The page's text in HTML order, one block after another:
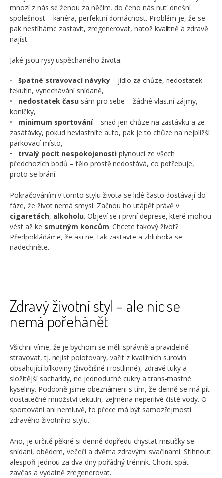
mnozí z nás se ženou za něčím, do čeho nás nutí dnešní
spolešnost – kariéra, perfektní domácnost. Problém je, že se
pak nestíháme zastavit, zregenerovat, natož kvalitně a zdravě
najíst.
Jaké jsou rysy uspěchaného života:
• špatné stravovací návyky – jídlo za chůze, nedostatek
tekutin, vynechávání snídaně,
• nedostatek času sám pro sebe – žádné vlastní zájmy,
koníčky,
• minimum sportování– snad jen chůze na zastávku a ze
zasátávky, pokud nevlastníte auto, pak je to chůze na nejbližší
parkovací místo,
• trvalý pocit nespokojenosti plynoucí ze všech
předchozích bodů – tělo prostě nedostává, co potřebuje,
proto se brání.
Pokračováním v tomto stylu života se lidé často dostávají do
fáze, že život nemá smysl. Začnou ho utápět právě v
cigaretách, alkoholu. Objeví se i první deprese, které mohou
vést až ke smutným koncům. Chcete takový život?
Předpokládáme, že asi ne, tak zastavte a zhluboka se
nadechněte.
Zdravý životní styl – ale nic se
nemá pořehánět
Všichni víme, že je bychom se měli správně a pravidelně
stravovat, tj. nejíst polotovary, vařit z kvalitních surovin
obsahující bílkoviny (živočišné i rostlinné), zdravé tuky a
složitější sacharidy, ne jednoduché cukry a trans-mastné
kyseliny. Podobně jsme obeznámeni s tím, že denně se má pít
dostatečné množství tekutin, zejména neperlivé čisté vody. O
sportování ani nemluvě, to přece má být samozřejmostí
zdravého životního stylu.
Ano, je určitě pěkné si denně dopředu chystat mističky se
snídaní, obědem, večeří a dvěma zdravými svačinami. Stihnout
alespoň jednou za dva dny pořádný trénink. Chodit spát
zavčas a vydatně zregenerovat.